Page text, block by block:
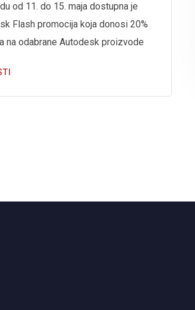
od 11. do 15. maja dostupna je
Flash promocija koja donosi 20%
na odabrane Autodesk proizvode